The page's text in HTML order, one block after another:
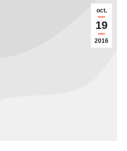
oct.
19
2016